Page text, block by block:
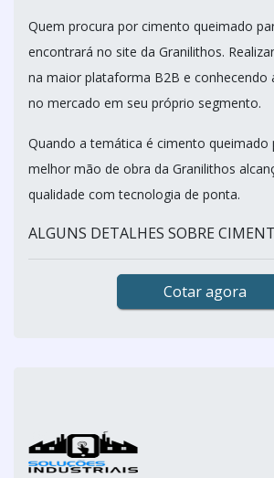
Quem procura por cimento queimado
encontrará no site da Granilithos.
na maior plataforma B2B e conhecendo
no mercado em seu próprio segmento.
Quando a temática é cimento queimado
melhor mão de obra da Granilithos
qualidade com tecnologia de ponta.
ALGUNS DETALHES SOBRE
Cotar agora